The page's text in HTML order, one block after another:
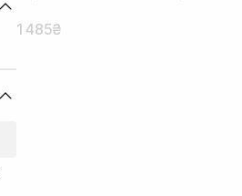
1 485₴